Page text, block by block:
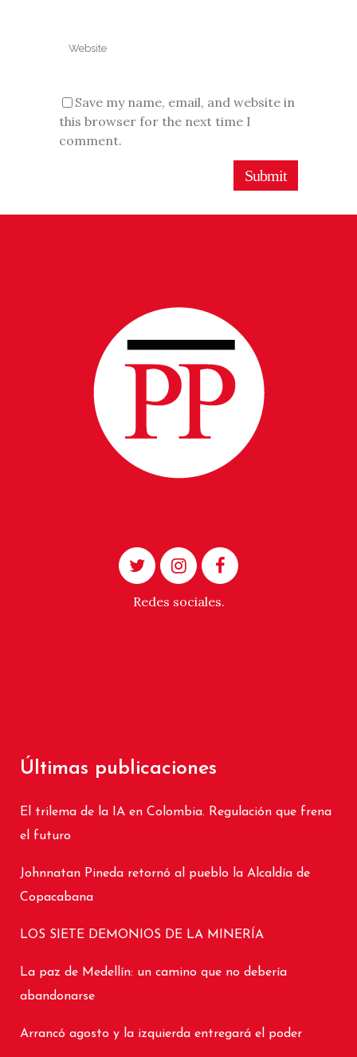
Save my name, email, and website in
this browser for the next time I
comment.
Redes sociales.
Últimas publicaciones
El trilema de la IA en Colombia. Regulación que frena
el futuro
Johnnatan Pineda retornó al pueblo la Alcaldía de
Copacabana
LOS SIETE DEMONIOS DE LA MINERÍA
La paz de Medellín: un camino que no debería
abandonarse
Arrancó agosto y la izquierda entregará el poder